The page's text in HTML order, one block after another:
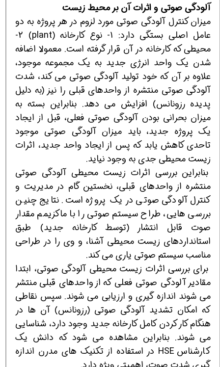
آلودگی صوتی و اثرات آن بر محیط زیست
میزان کنترل آلودگی صوتی مورد لزوم در هر پروژه به دو
عامل اصلی بستگی دارد: 1- نوع کارخانه (plant) 2-
محیطی که کارخانه در آن قرار گرفته است. معمولا اضافه
شدن یک واحد انرژی جدید به یک مجموعه موجود،
علاوه بر آن که خود تولید آلودگی صوتی می کند، شدت
آلودگی صوتی منتشره از واحدهای قبلی را نیز (به دلیل
پدیده رزونانس) افزایش می دهد. بنابراین بسته به
میزان بحرانی بودن آلودگی صوتی فعلی، قبل از ایجاد
یک پروژه جدید، باید میزان آلودگی صوتی موجود
تاحدی کاهش یابد که پس از ایجاد واحد جدید، اثرات
زیست محیطی جدی به وجود نیاید.
بنابراین بررسی اثرات زیست محیطی آلودگی صوتی
منتشره از واحدهای قبلی، نخستین گام در مدیریت و
کنترل آلودگی صوتی در یک پروژه است. نتایج چنین
بررسی هایی، طراح سیستم صوتی را با ماکزیمم مقدار
صوت قابل انتشار (توسط کارخانه جدید) طبق
استانداردهای زیست محیطی آشنا، و وی را در طراحی
مناسب سیستم صوتی یاری می کند.
برای بررسی اثرات زیست محیطی آلودگی صوتی، ابتدا
مقادیر آلودگی صوتی فعلی که از واحدهای قبلی منتشر
می شوند اندازه گیری و ارزیابی می شوند. سپس نقاطی
که امکان تشدید آلودگی صوتی (رزونانس) آن ها در
هنگام کار کردن کامل کارخانه جدید وجود دارد، شناسایی
می شوند. بنابراین مشاهده می شود که دانش یک
کارشناس HSE در استفاده از تکنیک های مدرن اندازه